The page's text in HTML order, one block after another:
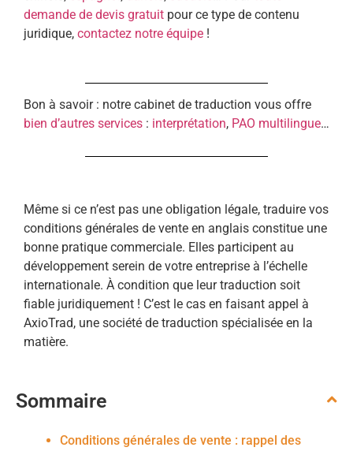
demande de devis gratuit pour ce type de contenu
juridique, contactez notre équipe !
Bon à savoir : notre cabinet de traduction vous offre
bien d’autres services : interprétation, PAO multilingue…
Même si ce n’est pas une obligation légale, traduire vos
conditions générales de vente en anglais constitue une
bonne pratique commerciale. Elles participent au
développement serein de votre entreprise à l’échelle
internationale. À condition que leur traduction soit
fiable juridiquement ! C’est le cas en faisant appel à
AxioTrad, une société de traduction spécialisée en la
matière.
Sommaire
Conditions générales de vente : rappel des